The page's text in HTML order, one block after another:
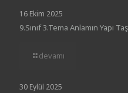
16 Ekim 2025
9.Sınıf 3.Tema Anlamın Yapı
devamı
30 Eylül 2025